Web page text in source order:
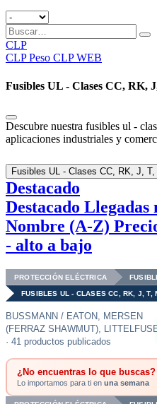
CLP
CLP Peso CLP WEB
Fusibles UL - Clases CC, RK,
Descubre nuestra fusibles ul -
aplicaciones industriales y
Fusibles UL - Clases CC, RK, J,
Destacado
Destacado Llegadas
Nombre (A-Z)
- alto a bajo
PROTECCIÓN ELÉCTRICA
FUSIBLES UL - CLASES CC, RK, J, T,
BUSSMANN / EATON, MERSEN
(FERRAZ SHAWMUT),
· 41 productos publicados
¿No encuentras lo que buscas?
Lo importamos para ti en una semana